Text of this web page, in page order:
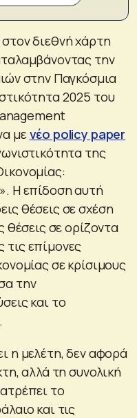
διεθνή χάρτη
την
στην Παγκόσμια
2025 του
μενέο policy paper
της
Η επίδοση αυτή
θέσεις σε σχέση
θέσεις σε ορίζοντα
επίμονες
σε κρίσιμους
την
και το
η μελέτη, δεν αφορά
αλλά τη συνολική
το
και τις